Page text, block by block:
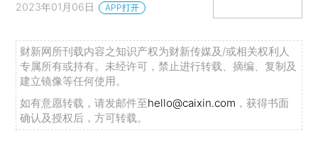
2023年01月06日 APP打开
财新网所刊载内容之知识产权为财新传媒及/或相关权利人
专属所有或持有。未经许可，禁止进行转载、摘编、复制及
建立镜像等任何使用。
如有意愿转载，请发邮件至hello@caixin.com ，获得书面
确认及授权后，方可转载。